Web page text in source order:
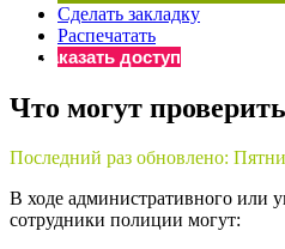
Бератор
«Практическая
«Нормативные акты для
«Практическая
Сделать закладку
Распечатать
Заказать доступ
Что могут
Последний раз обновлено:
В ходе административного или
сотрудники полиции могут: